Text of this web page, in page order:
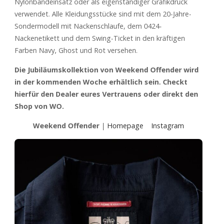
verwendet. Alle Kleidungsstücke sind mit dem 20-Jahre-
Sondermodell mit Nackenschlaufe, dem 0424-
Nackenetikett und dem Swing-Ticket in den kräftigen
Farben Navy, Ghost und Rot versehen.
Die Jubiläumskollektion von Weekend Offender wird
in der kommenden Woche erhältlich sein. Checkt
hierfür den Dealer eures Vertrauens oder direkt den
Shop von WO.
Weekend Offender | Homepage Instagram